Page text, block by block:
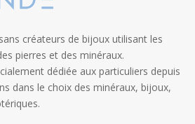
créateurs de bijoux utilisant les
pierres et des minéraux.
dédiée aux particuliers depuis
dans le choix des minéraux, bijoux,